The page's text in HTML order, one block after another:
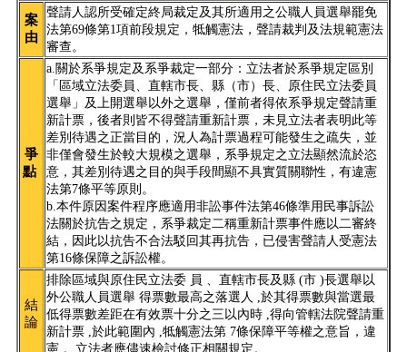
案
由
聲請人認所受確定終局裁定及其所適用之公職人員選舉罷免
法第69條第1項前段規定，牴觸憲法，聲請裁判及法規範憲法
審查。
爭
點
a.關於系爭規定及系爭裁定一部分：立法者於系爭規定區別
「區域立法委員、直轄市長、縣（市）長、原住民立法委員
選舉」及上開選舉以外之選舉，僅前者得依系爭規定聲請重
新計票，後者則皆不得聲請重新計票，未見立法者表明此等
差別待遇之正當目的，況人為計票過程可能發生之疏失，並
非僅會發生於較大規模之選舉，系爭規定之立法顯然流於恣
意，其差別待遇之目的與手段間顯不具實質關聯性，有違憲
法第7條平等原則。
b.本件原因案件程序應適用非訟事件法第46條準用民事訴訟
法關於抗告之規定，系爭裁定二稱重新計票事件應以二審終
結，因此以抗告不合法駁回其再抗告，已侵害聲請人受憲法
第16條保障之訴訟權。
結
論
排除區域與原住民立法委 員 、直轄市長及縣 (市 )長選舉以
外公職人員選舉 得票數最高之落選人 ,於其得票數與當選最
低得票數差距在有效票十分之三以內時 ,得向管轄法院聲請重
新計票 ,於此範圍內 ,牴觸憲法第 7條保障平等權之意旨，違
憲 。立法者應儘速檢討修正相關規定。